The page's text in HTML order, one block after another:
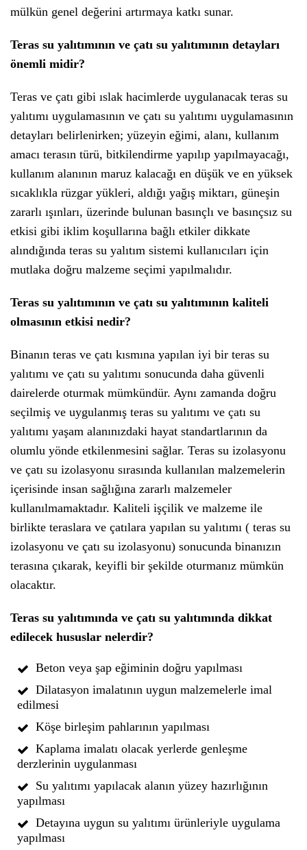
mülkün genel değerini artırmaya katkı sunar.
Teras su yalıtımının ve çatı su yalıtımının detayları
önemli midir?
Teras ve çatı gibi ıslak hacimlerde uygulanacak teras su
yalıtımı uygulamasının ve çatı su yalıtımı uygulamasının
detayları belirlenirken; yüzeyin eğimi, alanı, kullanım
amacı terasın türü, bitkilendirme yapılıp yapılmayacağı,
kullanım alanının maruz kalacağı en düşük ve en yüksek
sıcaklıkla rüzgar yükleri, aldığı yağış miktarı, güneşin
zararlı ışınları, üzerinde bulunan basınçlı ve basınçsız su
etkisi gibi iklim koşullarına bağlı etkiler dikkate
alındığında teras su yalıtım sistemi kullanıcıları için
mutlaka doğru malzeme seçimi yapılmalıdır.
Teras su yalıtımının ve çatı su yalıtımının kaliteli
olmasının etkisi nedir?
Binanın teras ve çatı kısmına yapılan iyi bir teras su
yalıtımı ve çatı su yalıtımı sonucunda daha güvenli
dairelerde oturmak mümkündür. Aynı zamanda doğru
seçilmiş ve uygulanmış teras su yalıtımı ve çatı su
yalıtımı yaşam alanınızdaki hayat standartlarının da
olumlu yönde etkilenmesini sağlar. Teras su izolasyonu
ve çatı su izolasyonu sırasında kullanılan malzemelerin
içerisinde insan sağlığına zararlı malzemeler
kullanılmamaktadır. Kaliteli işçilik ve malzeme ile
birlikte teraslara ve çatılara yapılan su yalıtımı ( teras su
izolasyonu ve çatı su izolasyonu) sonucunda binanızın
terasına çıkarak, keyifli bir şekilde oturmanız mümkün
olacaktır.
Teras su yalıtımında ve çatı su yalıtımında dikkat
edilecek hususlar nelerdir?
Beton veya şap eğiminin doğru yapılması
Dilatasyon imalatının uygun malzemelerle imal
edilmesi
Köşe birleşim pahlarının yapılması
Kaplama imalatı olacak yerlerde genleşme
derzlerinin uygulanması
Su yalıtımı yapılacak alanın yüzey hazırlığının
yapılması
Detayına uygun su yalıtımı ürünleriyle uygulama
yapılması